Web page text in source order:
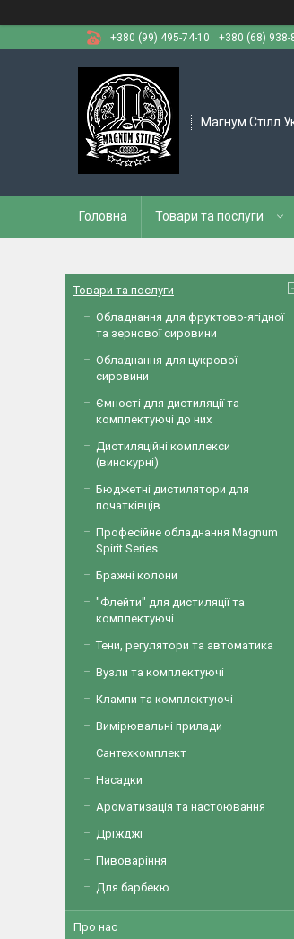
+380 (99) 495-74-10
+380 (68) 938-
Магнум Стілл
Головна Товари та послуги
Товари та послуги
Обладнання для фруктово-ягідної
та зернової сировини
Обладнання для цукрової
сировини
Ємності для дистиляції та
комплектуючі до них
Дистиляційні комплекси
(винокурні)
Бюджетні дистилятори для
початківців
Професійне обладнання Magnum
Spirit Series
Бражні колони
"Флейти" для дистиляції та
комплектуючі
Тени, регулятори та автоматика
Вузли та комплектуючі
Клампи та комплектуючі
Вимірювальні прилади
Сантехкомплект
Насадки
Ароматизація та настоювання
Дріжджі
Пивоваріння
Для барбекю
Про нас